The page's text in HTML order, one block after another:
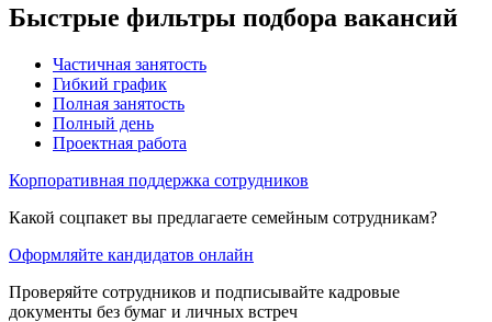
Быстрые фильтры подбора вакансий
Частичная занятость
Гибкий график
Полная занятость
Полный день
Проектная работа
Корпоративная поддержка сотрудников
Какой соцпакет вы предлагаете семейным сотрудникам?
Оформляйте кандидатов онлайн
Проверяйте сотрудников и подписывайте кадровые
документы без бумаг и личных встреч